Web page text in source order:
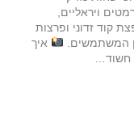
ויראליים,
קוד זדוני ופרצות
המשתמשים.
איך
חשוד…